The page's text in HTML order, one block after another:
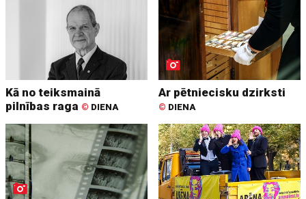
Kā no teiksmainā
pilnības raga © DIENA
Ar pētniecisku dzirksti
© DIENA